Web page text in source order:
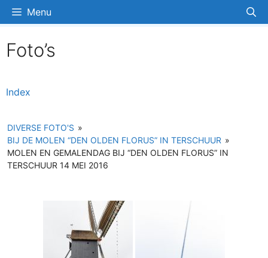
naar
inhoud
Menu
Foto’s
Index
DIVERSE FOTO'S »
BIJ DE MOLEN “DEN OLDEN FLORUS” IN TERSCHUUR »
MOLEN EN GEMALENDAG BIJ “DEN OLDEN FLORUS” IN
TERSCHUUR 14 MEI 2016